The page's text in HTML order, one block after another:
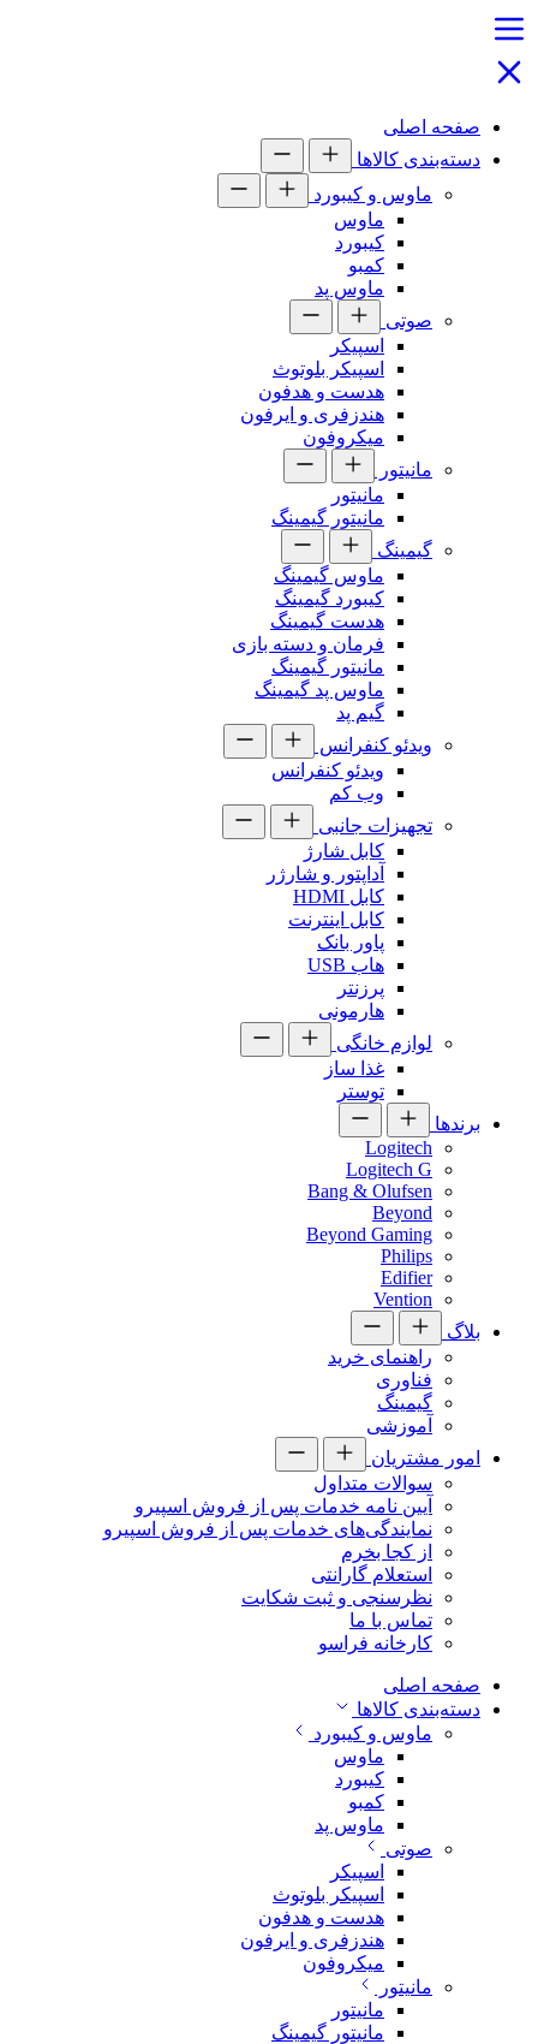
صفحه اصلی
دسته‌بندی کالاها
ماوس و کیبورد
ماوس
کیبورد
کمبو
ماوس پد
صوتی
اسپیکر
اسپیکر بلوتوث
هدست و هدفون
هندزفری و ایرفون
میکروفون
مانیتور
مانیتور
مانیتور گیمینگ
گیمینگ
ماوس گیمینگ
کیبورد گیمینگ
هدست گیمینگ
فرمان و دسته بازی
مانیتور گیمینگ
ماوس پد گیمینگ
گیم پد
ویدئو کنفرانس
ویدئو کنفرانس
وب کم
تجهیزات جانبی
کابل شارژ
آداپتور و شارژر
کابل HDMI
کابل اینترنت
پاور بانک
هاب USB
پرزنتر
هارمونی
لوازم خانگی
غذا ساز
توستر
برندها
Logitech
Logitech G
Bang & Olufsen
Beyond
Beyond Gaming
Philips
Edifier
Vention
بلاگ
راهنمای خرید
فناوری
گیمینگ
آموزشی
امور مشتریان
سوالات متداول
آیین نامه خدمات پس از فروش اسپیرو
نمایندگی‌های خدمات پس از فروش اسپیرو
از کجا بخرم
استعلام گارانتی
نظرسنجی و ثبت شکایت
تماس با ما
کارخانه فراسو
صفحه اصلی
دسته‌بندی کالاها
ماوس و کیبورد
ماوس
کیبورد
کمبو
ماوس پد
صوتی
اسپیکر
اسپیکر بلوتوث
هدست و هدفون
هندزفری و ایرفون
میکروفون
مانیتور
مانیتور
مانیتور گیمینگ